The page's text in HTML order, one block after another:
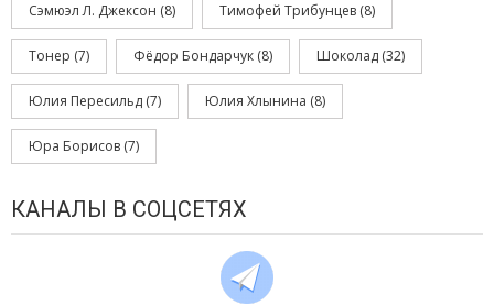
Сэмюэл Л. Джексон (8) Тимофей Трибунцев (8)
Тонер (7) Фёдор Бондарчук (8) Шоколад (32)
Юлия Пересильд (7) Юлия Хлынина (8)
Юра Борисов (7)
КАНАЛЫ В СОЦСЕТЯХ